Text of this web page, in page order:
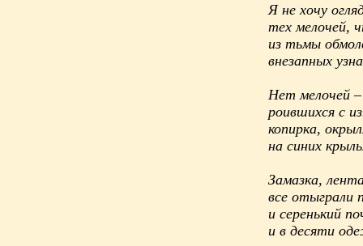
Я не хочу
тех мелочей,
из тьмы
внезапных
Нет мелочей
роившихся с
копирка,
на синих
Замазка,
все отыграли
и серенький
и в десяти